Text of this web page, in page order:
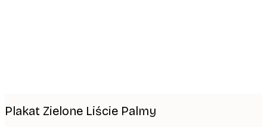
Plakat Zielone Liście Palmy